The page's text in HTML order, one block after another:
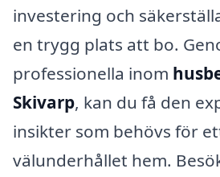
investering och
en trygg plats att bo.
professionella inom
Skivarp, kan du få den
insikter som behövs för
välunderhållet hem.